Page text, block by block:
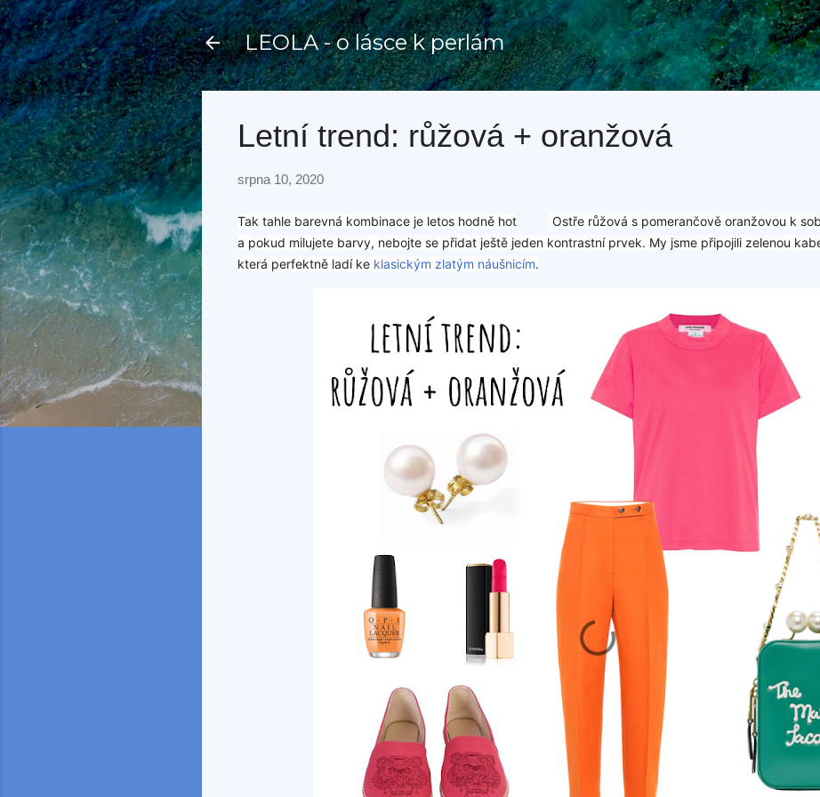
Přeskočit na hlavní obsah
LEOLA - o lásce k perlám
Letní trend: růžová + oranžová
srpna 10, 2020
Tak tahle barevná kombinace je letos hodně hot
Ostře růžová s pomerančově oranžovou k
a pokud milujete barvy, nebojte se přidat ještě jeden kontrastní prvek. My jsme připojili zelenou
která perfektně ladí ke klasickým zlatým náušnicím.